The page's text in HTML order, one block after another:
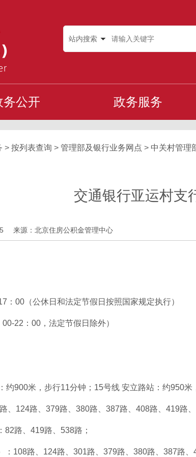
站内搜索
务公开 政务服务
> 按列表查询 > 管理部及银行业务网点 > 中关村管理
交通银行亚运村支
来源：北京住房公积金管理中心
：00（公休日和法定节假日按照国家规定执行）
22：00，法定节假日除外）
900米，步行11分钟；15号线 安立路站：约950米
、379路、380路、387路、408路、419路、
路、538路；
路、301路、379路、380路、387路、408路